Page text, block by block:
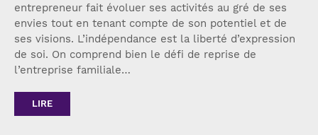
entrepreneur fait évoluer ses activités au gré de ses
envies tout en tenant compte de son potentiel et de
ses visions. L’indépendance est la liberté d’expression
de soi. On comprend bien le défi de reprise de
l’entreprise familiale…
LIRE